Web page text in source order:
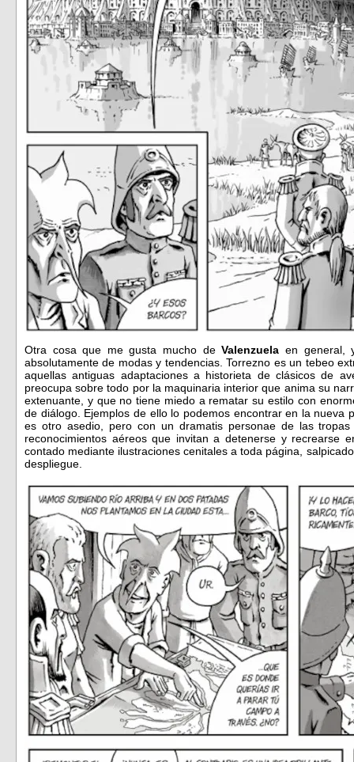
Otra cosa que me gusta mucho deValenzuela en general,
absolutamente de modas y tendencias. Torrezno es un tebeo
aquellas antiguas adaptaciones a historieta de clásicos de
preocupa sobre todo por la maquinaria interior que anima su
extenuante, y que no tiene miedo a rematar su estilo con
de diálogo. Ejemplos de ello lo podemos encontrar en la nueva
es otro asedio, pero con un dramatis personae de las
reconocimientos aéreos que invitan a detenerse y recrearse
contado mediante ilustraciones cenitales a toda página,
despliegue.